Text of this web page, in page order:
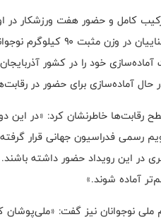
این مسابقات شرکت خواهد
خود را در کشور
حال آماده‌سازی برای حضور در
رسمی فدراسیون جهانی قرار
این رویداد حضور داشته باشند.
آماده شوند.»
ملی نوجوانان نیز گفت: